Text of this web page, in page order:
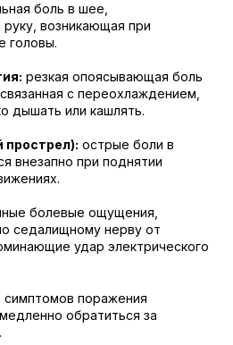
боль в шее,
возникающая при
головы.
резкая опоясывающая боль
с переохлаждением,
дышать или кашлять.
острые боли в
внезапно при поднятии
болевые ощущения,
седалищному нерву от
удар электрического
симптомов поражения
обратиться за